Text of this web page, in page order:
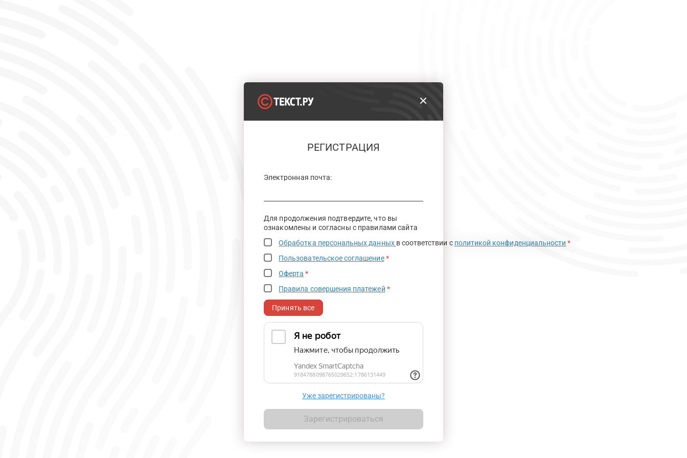
РЕГИСТРАЦИЯ
Электронная почта:
Для продолжения подтвердите, что вы
ознакомлены и согласны с правилами сайта
Обработка персональных данных в соответствии с политикой конфиденциальности *
Пользовательское соглашение *
Оферта *
Правила совершения платежей *
Принять все
Уже зарегистрированы?
Зарегистрироваться